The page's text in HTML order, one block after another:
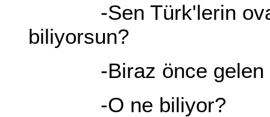
-Sen Türk'lerin ovayı
biliyorsun?
-Biraz önce gelen
-O ne biliyor?